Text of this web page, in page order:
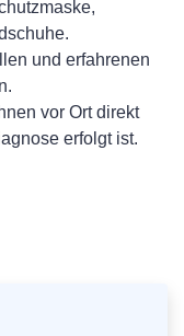
und erfahrenen
vor Ort direkt
erfolgt ist.